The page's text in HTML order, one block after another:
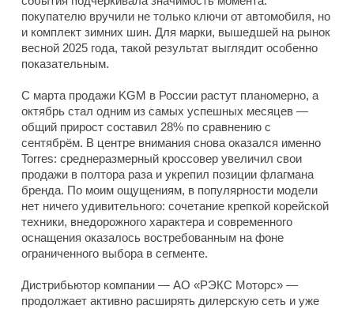
покупателю вручили не только ключи от автомобиля, но
и комплект зимних шин. Для марки, вышедшей на рынок
весной 2025 года, такой результат выглядит особенно
показательным.
С марта продажи KGM в России растут планомерно, а
октябрь стал одним из самых успешных месяцев —
общий прирост составил 28% по сравнению с
сентябрём. В центре внимания снова оказался именно
Torres: среднеразмерный кроссовер увеличил свои
продажи в полтора раза и укрепил позиции флагмана
бренда. По моим ощущениям, в популярности модели
нет ничего удивительного: сочетание крепкой корейской
техники, внедорожного характера и современного
оснащения оказалось востребованным на фоне
ограниченного выбора в сегменте.
Дистрибьютор компании — АО «РЭКС Моторс» —
продолжает активно расширять дилерскую сеть и уже